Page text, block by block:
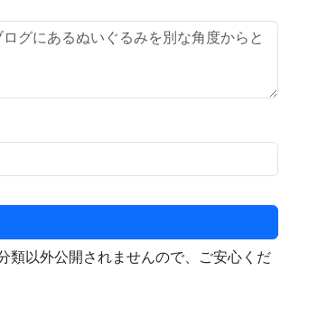
類以外公開されませんので、ご安心くだ